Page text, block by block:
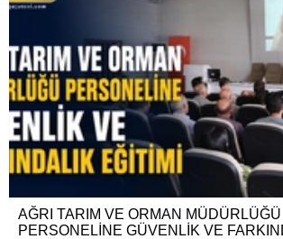
AĞRI TARIM VE ORMAN MÜDÜRLÜĞÜ
PERSONELİNE GÜVENLİK VE